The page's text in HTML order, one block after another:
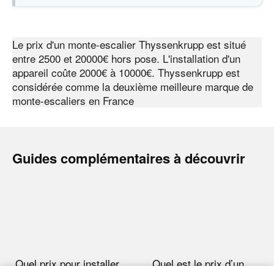
Le prix d'un monte-escalier Thyssenkrupp est situé
entre 2500 et 20000€ hors pose. L'installation d'un
appareil coûte 2000€ à 10000€. Thyssenkrupp est
considérée comme la deuxième meilleure marque de
monte-escaliers en France
Guides complémentaires à découvrir